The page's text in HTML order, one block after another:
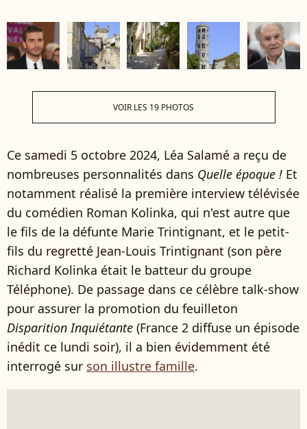
VOIR LES 19 PHOTOS
Ce samedi 5 octobre 2024, Léa Salamé a reçu de
nombreuses personnalités dans Quelle époque ! Et
notamment réalisé la première interview télévisée
du comédien Roman Kolinka, qui n'est autre que
le fils de la défunte Marie Trintignant, et le petit-
fils du regretté Jean-Louis Trintignant (son père
Richard Kolinka était le batteur du groupe
Téléphone). De passage dans ce célèbre talk-show
pour assurer la promotion du feuilleton
Disparition Inquiétante (France 2 diffuse un épisode
inédit ce lundi soir), il a bien évidemment été
interrogé sur son illustre famille.